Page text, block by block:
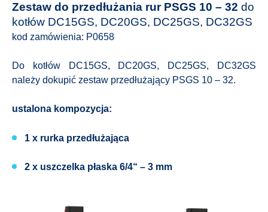
Zestaw do przedłużania rur PSGS 10 – 32 do
kotłów DC15GS, DC20GS, DC25GS, DC32GS
kod zamówienia: P0658
Do kotłów DC15GS, DC20GS, DC25GS, DC32GS
należy dokupić zestaw przedłużający PSGS 10 – 32.
ustalona kompozycja:
1 x rurka przedłużająca
2 x uszczelka płaska 6/4“ – 3 mm